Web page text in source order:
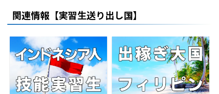
関連情報【実習生送り出し国】